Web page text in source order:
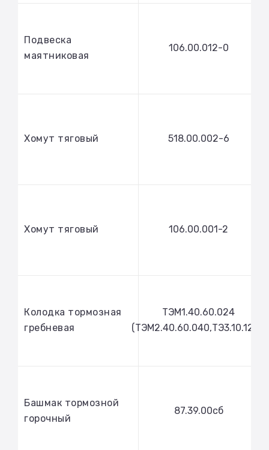
Подвеска
маятниковая
106.00.012-0
Хомут тяговый 518.00.002-6
Хомут тяговый 106.00.001-2
Колодка тормозная
гребневая
ТЭМ1.40.60.024
(ТЭМ2.40.60.040,ТЭ3.10.1251)
Башмак тормозной
горочный
87.39.00сб